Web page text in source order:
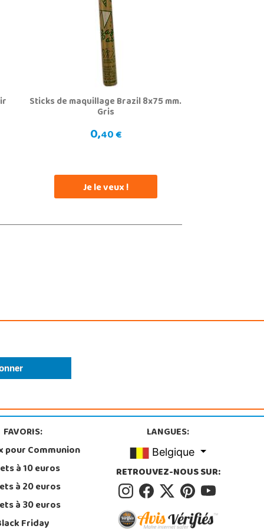
Sticks de maquillage Brazil 8x75 mm.
Gris
0,40 €
Je le veux !
FAVORIS:
pour Communion
à 10 euros
à 20 euros
à 30 euros
Friday
LANGUES:
Belgique
RETROUVEZ-NOUS SUR: